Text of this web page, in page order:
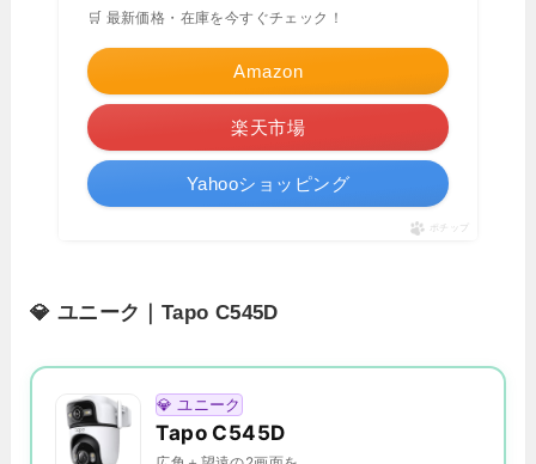
🛒 最新価格・在庫を今すぐチェック！
Amazon
楽天市場
Yahooショッピング
ポチップ
💎 ユニーク｜Tapo C545D
💎 ユニーク
Tapo C545D